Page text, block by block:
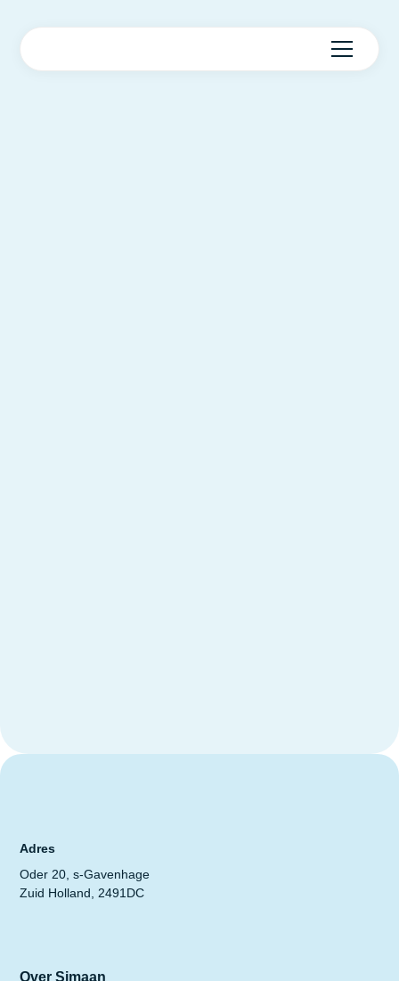
Adres
Oder 20, s-Gavenhage
Zuid Holland, 2491DC
Over Simaan